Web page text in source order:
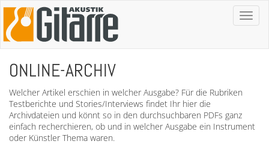
Toggle
ONLINE-ARCHIV
Welcher Artikel erschien in welcher Ausgabe? Für die Rubriken
Testberichte und Stories/Interviews findet Ihr hier die
Archivdateien und könnt so in den durchsuchbaren PDFs ganz
einfach recherchieren, ob und in welcher Ausgabe ein Instrument
oder Künstler Thema waren.